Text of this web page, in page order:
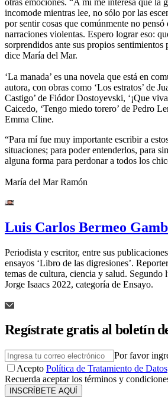
otras emociones. “A mí me interesa que la
incomode mientras lee, no sólo por las
por sentir cosas que comúnmente no pensó
narraciones violentas. Espero lograr eso:
sorprendidos ante sus propios sentimientos
dice María del Mar.
‘La manada’ es una novela que está en
autora, con obras como ‘Los estratos’ de
Castigo’ de Fiódor Dostoyevski, ‘¡Que
Caicedo, ‘Tengo miedo torero’ de Pedro
Emma Cline.
“Para mí fue muy importante escribir a
situaciones; para poder entenderlos, para
alguna forma para perdonar a todos los
María del Mar Ramón
Luis Carlos Bermeo
Periodista y escritor, entre sus
ensayos ‘Libro de las digresiones’.
temas de cultura, ciencia y salud. Segundo
Jorge Isaacs 2022, categoría de Ensayo.
Regístrate gratis al boletín
Por favor
Acepto Política de Tratamiento de Datos
Recuerda aceptar los términos y
INSCRÍBETE AQUÍ